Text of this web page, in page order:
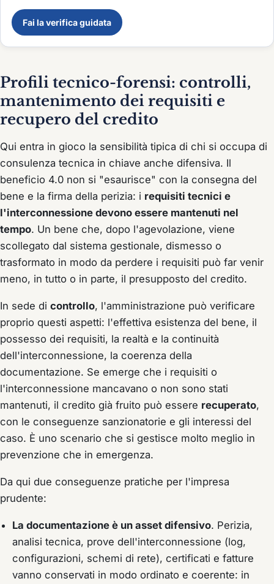
Fai la verifica guidata
Profili tecnico-forensi: controlli,
mantenimento dei requisiti e
recupero del credito
Qui entra in gioco la sensibilità tipica di chi si occupa di
consulenza tecnica in chiave anche difensiva. Il
beneficio 4.0 non si "esaurisce" con la consegna del
bene e la firma della perizia: i requisiti tecnici e
l'interconnessione devono essere mantenuti nel
tempo. Un bene che, dopo l'agevolazione, viene
scollegato dal sistema gestionale, dismesso o
trasformato in modo da perdere i requisiti può far venir
meno, in tutto o in parte, il presupposto del credito.
In sede di controllo, l'amministrazione può verificare
proprio questi aspetti: l'effettiva esistenza del bene, il
possesso dei requisiti, la realtà e la continuità
dell'interconnessione, la coerenza della
documentazione. Se emerge che i requisiti o
l'interconnessione mancavano o non sono stati
mantenuti, il credito già fruito può essere recuperato,
con le conseguenze sanzionatorie e gli interessi del
caso. È uno scenario che si gestisce molto meglio in
prevenzione che in emergenza.
Da qui due conseguenze pratiche per l'impresa
prudente:
La documentazione è un asset difensivo. Perizia,
analisi tecnica, prove dell'interconnessione (log,
configurazioni, schemi di rete), certificati e fatture
vanno conservati in modo ordinato e coerente: in